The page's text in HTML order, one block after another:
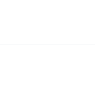
inhoud